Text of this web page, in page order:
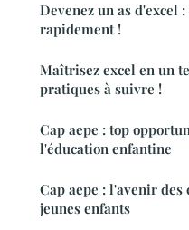
Devenez un as d'excel
rapidement !
Maîtrisez excel en un
pratiques à suivre !
Cap aepe : top
l'éducation enfantine
Cap aepe : l'avenir
jeunes enfants